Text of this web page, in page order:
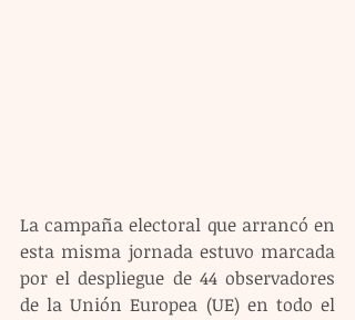
La campaña electoral que arrancó en
esta misma jornada estuvo marcada
por el despliegue de 44 observadores
de la Unión Europea (UE) en todo el